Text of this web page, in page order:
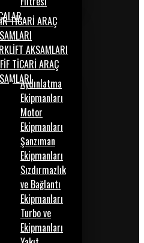
TİCARİ ARAÇ
AKSAMLARI
TİCARİ ARAÇ
Aydınlatma
Ekipmanları
Motor
Ekipmanları
Şanzıman
Ekipmanları
Sızdırmazlık
ve Bağlantı
Ekipmanları
Turbo ve
Ekipmanları